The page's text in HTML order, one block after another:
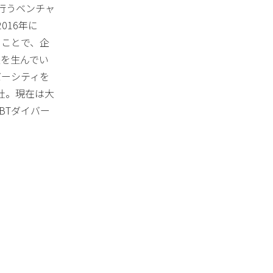
うベンチャ
年に
とで、企
生んでい
シティを
。現在は大
ダイバー